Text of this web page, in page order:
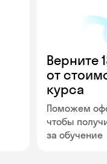
Верните
от
курса
Поможем
чтобы
за обучение